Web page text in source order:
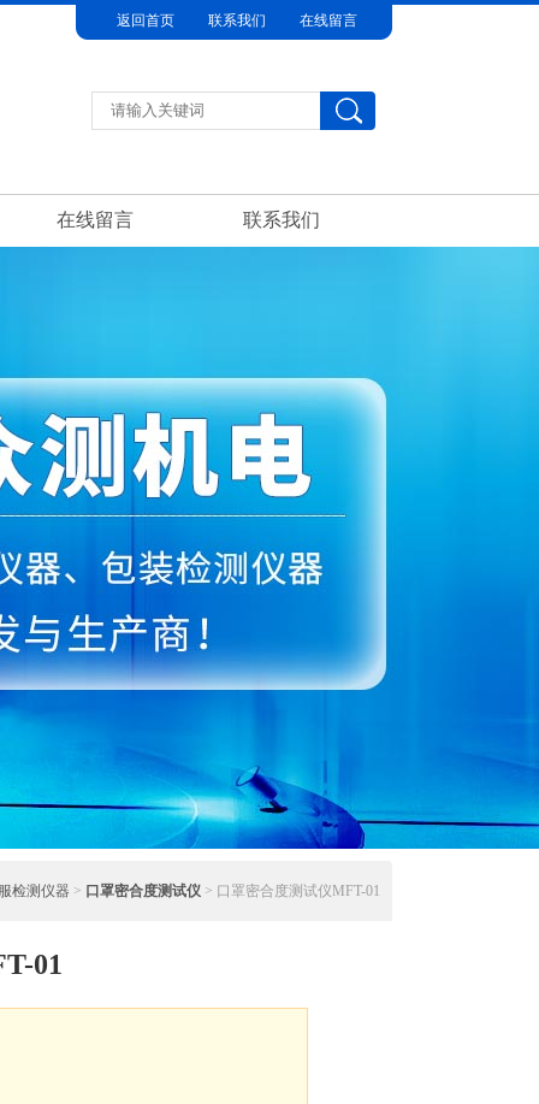
返回首页 联系我们 在线留言
在线留言 联系我们
检测仪器 > 口罩密合度测试仪 > 口罩密合度测试仪MFT-01
01